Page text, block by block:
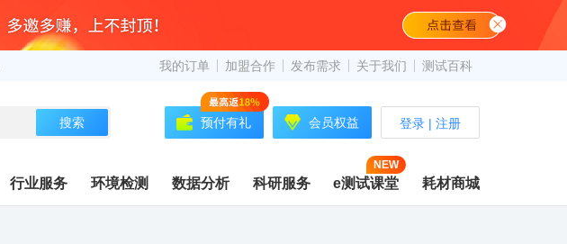
我的订单 加盟合作 发布需求 关于我们 测试百科
搜索 预付有礼 会员权益 登录 | 注册
行业服务 环境检测 数据分析 科研服务 e测试课堂
NEW
耗材商城